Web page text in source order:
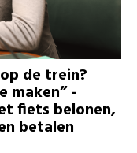
de trein?
maken” -
fiets belonen,
betalen